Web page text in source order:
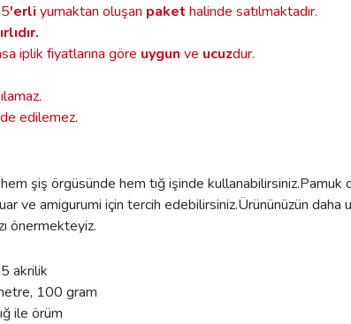
5'erli yumaktan oluşan paket halinde satılmaktadır.
.
iplik fiyatlarına göre uygun ve ucuzdur.
edilemez.
hem şiş örgüsünde hem tığ işinde
ve amigurumi için tercih edebilirsiniz.Ürününüzün daha
önermekteyiz.
akrilik
100 gram
ile örüm